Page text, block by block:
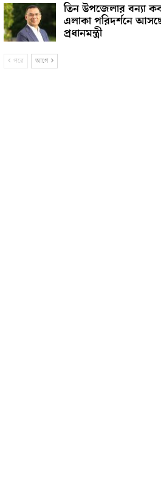
তিন উপজেলার বন্যা
এলাকা পরিদর্শনে
প্রধানমন্ত্রী
পরে আগে